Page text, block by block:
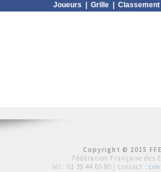
Joueurs Grille Classement
Copyright © 2015
Fédération Française des
tél : 01 39 44 65 80 | contact :